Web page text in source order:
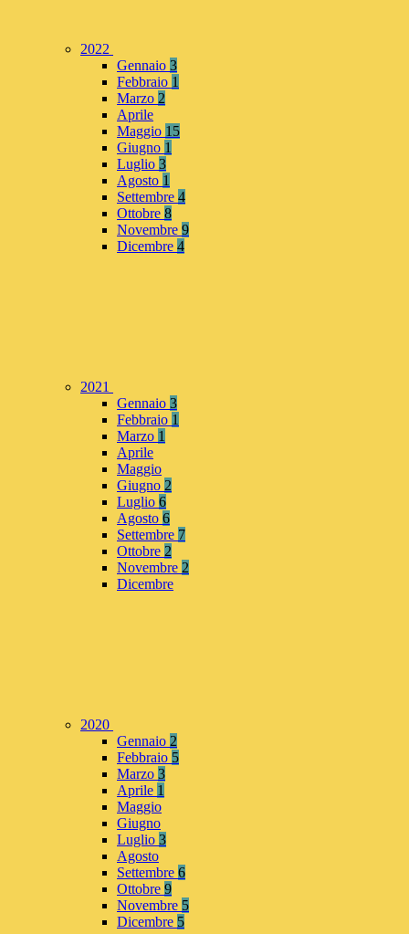
2022
Gennaio 3
Febbraio 1
Marzo 2
Aprile
Maggio 15
Giugno 1
Luglio 3
Agosto 1
Settembre 4
Ottobre 8
Novembre 9
Dicembre 4
2021
Gennaio 3
Febbraio 1
Marzo 1
Aprile
Maggio
Giugno 2
Luglio 6
Agosto 6
Settembre 7
Ottobre 2
Novembre 2
Dicembre
2020
Gennaio 2
Febbraio 5
Marzo 3
Aprile 1
Maggio
Giugno
Luglio 3
Agosto
Settembre 6
Ottobre 9
Novembre 5
Dicembre 5